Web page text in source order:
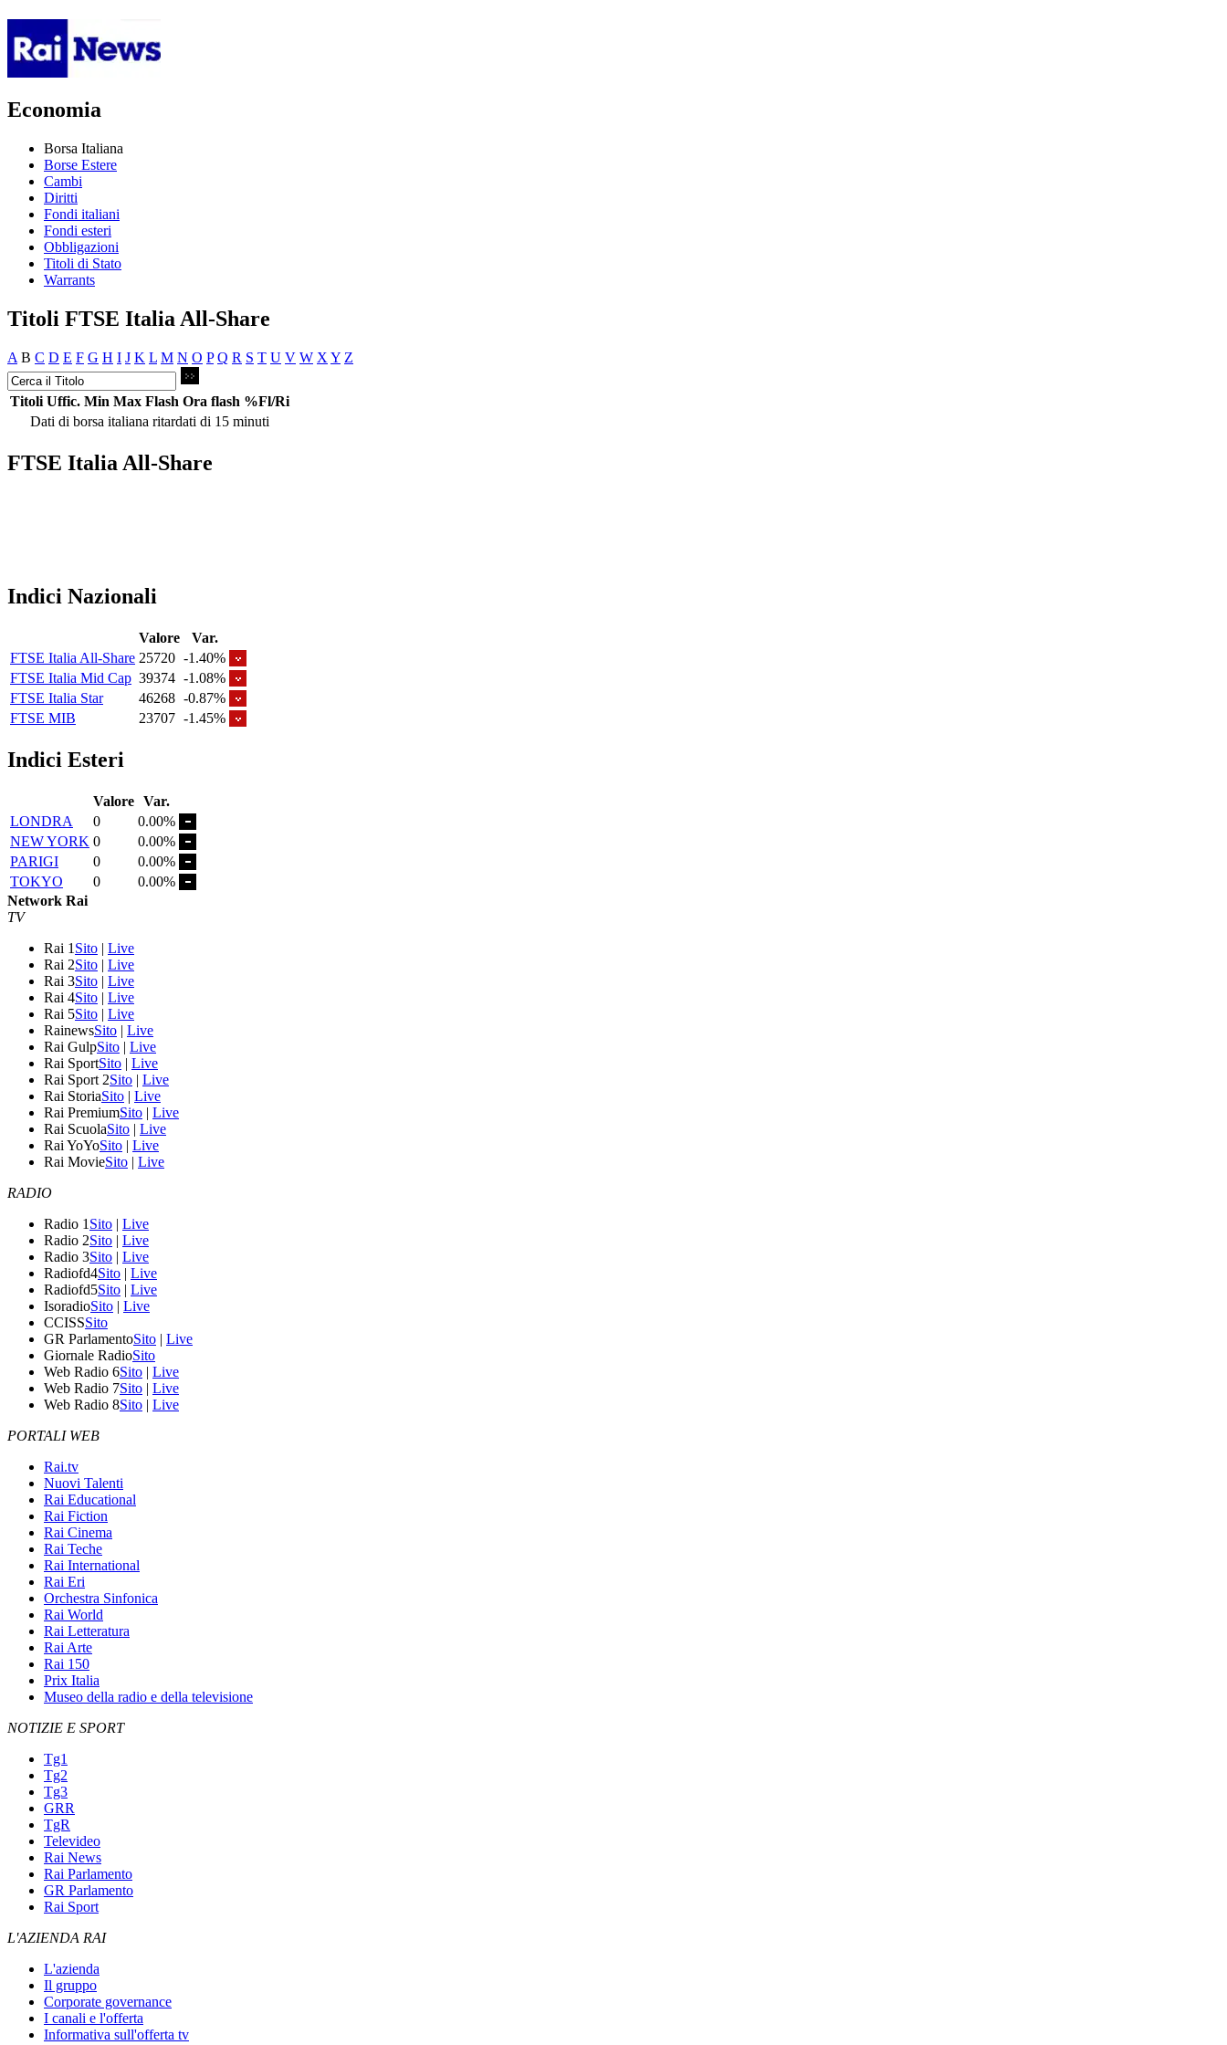
Economia
Borsa Italiana
Borse Estere
Cambi
Diritti
Fondi italiani
Fondi esteri
Obbligazioni
Titoli di Stato
Warrants
Titoli FTSE Italia All-Share
A B C D E F G H I J K L M N O P Q R S T U V W X Y Z
Titoli Uffic. Min Max Flash Ora flash %Fl/Ri
Dati di borsa italiana ritardati di 15 minuti
FTSE Italia All-Share
Indici Nazionali
Valore
Var.
FTSE Italia All-Share 25720 -1.40%
FTSE Italia Mid Cap 39374 -1.08%
FTSE Italia Star
46268 -0.87%
FTSE MIB
23707 -1.45%
Indici Esteri
Valore Var.
LONDRA
0
0.00%
NEW YORK 0
0.00%
PARIGI
0
0.00%
TOKYO
0
0.00%
Network Rai
TV
Rai 1 Sito | Live
Rai 2Sito | Live
Rai 3Sito | Live
Rai 4Sito | Live
Rai 5Sito | Live
RainewsSito | Live
Rai GulpSito | Live
Rai SportSito | Live
Rai Sport 2Sito | Live
Rai StoriaSito | Live
Rai PremiumSito | Live
Rai ScuolaSito | Live
Rai YoYoSito | Live
Rai MovieSito | Live
RADIO
Radio 1 Sito | Live
Radio 2Sito | Live
Radio 3Sito | Live
Radiofd4Sito | Live
Radiofd5Sito | Live
IsoradioSito | Live
CCISSSito
GR ParlamentoSito | Live
Giornale RadioSito
Web Radio 6Sito | Live
Web Radio 7Sito | Live
Web Radio 8Sito | Live
PORTALI WEB
Rai.tv
Nuovi Talenti
Rai Educational
Rai Fiction
Rai Cinema
Rai Teche
Rai International
Rai Eri
Orchestra Sinfonica
Rai World
Rai Letteratura
Rai Arte
Rai 150
Prix Italia
Museo della radio e della televisione
NOTIZIE E SPORT
Tg1
Tg2
Tg3
GRR
TgR
Televideo
Rai News
Rai Parlamento
GR Parlamento
Rai Sport
L'AZIENDA RAI
L'azienda
Il gruppo
Corporate governance
I canali e l'offerta
Informativa sull'offerta tv